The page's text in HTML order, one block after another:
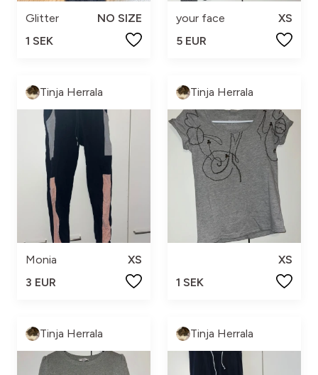
Glitter
NO SIZE
1 SEK
your face
XS
5 EUR
Tinja Herrala
Monia
XS
3 EUR
Tinja Herrala
XS
1 SEK
Tinja Herrala Tinja Herrala